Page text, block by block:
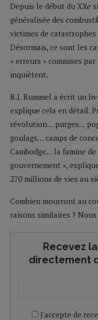
Depuis le début du XXe
généralisée des
victimes de
Désormais, ce sont les
« erreurs » commises
inquiètent.
R.J. Rummel a écrit un
explique cela en détail.
révolution… purges…
goulags… camps de
Cambodge… la famine
gouvernement »,
270 millions de vies au
Combien mourront au
raisons similaires ?
Recevez
directement
J'accepte de